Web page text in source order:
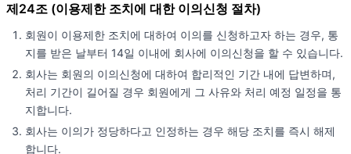
제24조 (이용제한 조치에 대한 이의신청 절차)
회원이 이용제한 조치에 대하여 이의를 신청하고자 하는 경우, 통
지를 받은 날부터 14일 이내에 회사에 이의신청을 할 수 있습니다.
회사는 회원의 이의신청에 대하여 합리적인 기간 내에 답변하며,
처리 기간이 길어질 경우 회원에게 그 사유와 처리 예정 일정을 통
지합니다.
회사는 이의가 정당하다고 인정하는 경우 해당 조치를 즉시 해제
합니다.